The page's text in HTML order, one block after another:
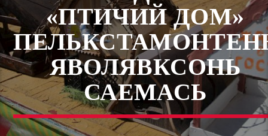
«ПТИЧИЙ ДОМ»
ЯВОЛЯВКСОНЬ
САЕМАСЬ